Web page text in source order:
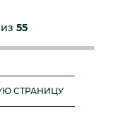
55
СТРАНИЦУ